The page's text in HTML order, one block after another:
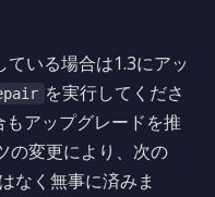
いる場合は1.3にアッ
を実行してくださ
アップグレードを推
変更により、次の
なく無事に済みま